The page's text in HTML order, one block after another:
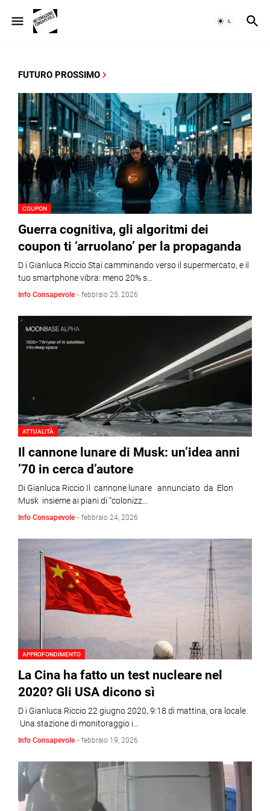
FUTURO PROSSIMO
COUPON
Guerra cognitiva, gli algoritmi dei
coupon ti ‘arruolano’ per la propaganda
D i Gianluca Riccio Stai camminando verso il supermercato, e il
tuo smartphone vibra: meno 20% s…
Info Consapevole - febbraio 25, 2026
ATTUALITÀ
Il cannone lunare di Musk: un’idea anni
’70 in cerca d’autore
Di Gianluca Riccio Il cannone lunare annunciato da Elon
Musk insieme ai piani di “colonizz…
Info Consapevole - febbraio 24, 2026
APPROFONDIMENTO
La Cina ha fatto un test nucleare nel
2020? Gli USA dicono sì
D i Gianluca Riccio 22 giugno 2020, 9:18 di mattina, ora locale.
Una stazione di monitoraggio i…
Info Consapevole - febbraio 19, 2026